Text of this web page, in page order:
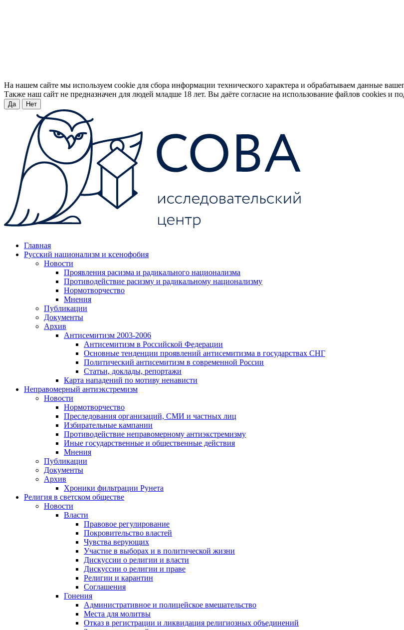
На нашем сайте мы используем cookie для сбора информации технического характера и обрабатываем данные
Также наш сайт не предназначен для людей младше 18 лет. Вы даёте согласие на использование файлов cookies и
Да Нет
Главная
Русский национализм и ксенофобия
Новости
Проявления расизма и радикального национализма
Противодействие расизму и радикальному национализму
Нормотворчество
Мнения
Публикации
Документы
Архив
Антисемитизм 2003-2006
Антисемитизм в Российской Федерации
Основные тенденции проявлений антисемитизма в государствах СНГ
Политический антисемитизм в современной России
Статьи, доклады, репортажи
Карта нападений по мотиву ненависти
Неправомерный антиэкстремизм
Новости
Нормотворчество
Преследования организаций, СМИ и частных лиц
Избирательные кампании
Противодействие неправомерному антиэкстремизму
Иные государственные и общественные действия
Мнения
Публикации
Документы
Архив
Хроники фильтрации Рунета
Религия в светском обществе
Новости
Власти
Правовое регулирование
Покровительство властей
Чувства верующих
Участие в выборах и в политической жизни
Дискуссии о религии и власти
Дискуссии о религии и праве
Религии и карантин
Соглашения
Гонения
Административное и полицейское вмешательство
Места для молитвы
Отказ в регистрации и ликвидация религиозных объединений